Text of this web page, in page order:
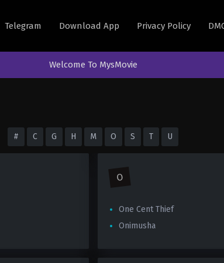
Telegram Download App Privacy Policy
Welcome To MysMovie
# C G H M O S T U
O
One Cent Thief
Onimusha